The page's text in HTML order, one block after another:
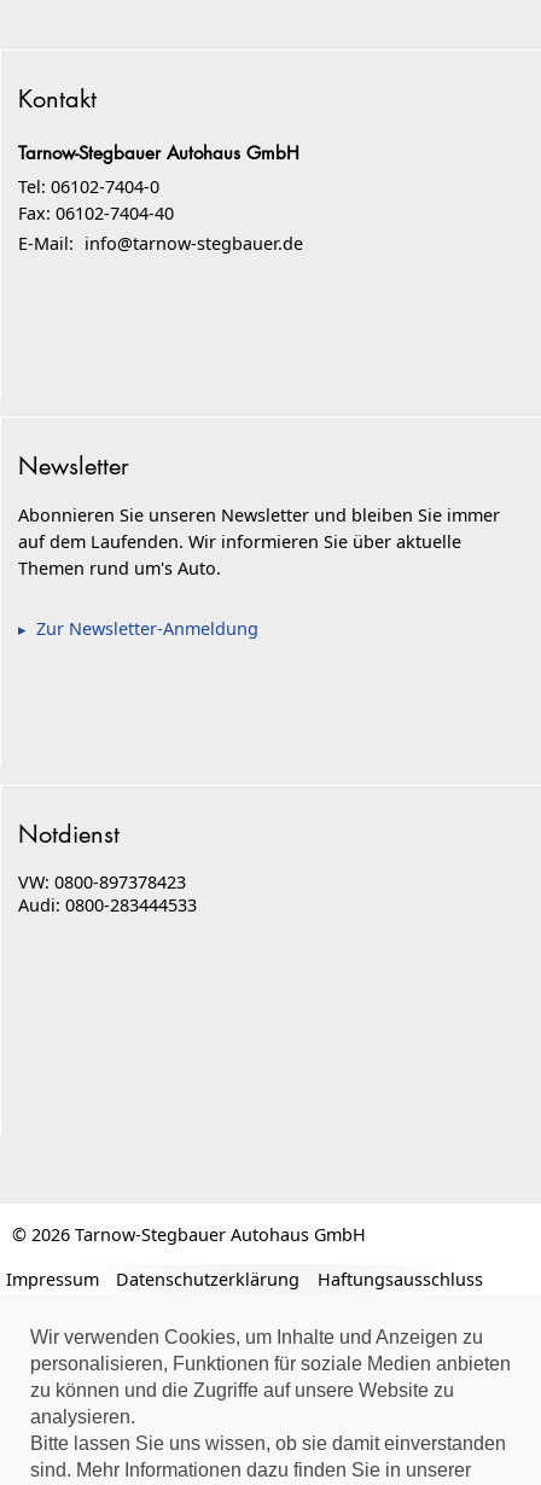
Kontakt
Tarnow-Stegbauer Autohaus GmbH
Tel: 06102-7404-0
Fax: 06102-7404-40
E-Mail: info@tarnow-stegbauer.de
Newsletter
Abonnieren Sie unseren Newsletter und bleiben Sie immer
auf dem Laufenden. Wir informieren Sie über aktuelle
Themen rund um's Auto.
Zur Newsletter-Anmeldung
Notdienst
VW: 0800-897378423
Audi: 0800-283444533
© 2026 Tarnow-Stegbauer Autohaus GmbH
Impressum
Datenschutzerklärung Haftungsausschluss
Wir verwenden Cookies, um Inhalte und Anzeigen zu
personalisieren, Funktionen für soziale Medien anbieten
zu können und die Zugriffe auf unsere Website zu
analysieren.
Bitte lassen Sie uns wissen, ob sie damit einverstanden
sind. Mehr Informationen dazu finden Sie in unserer